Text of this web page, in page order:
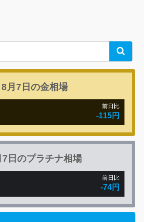
Search
8月7日の金相場
前日比
-115円
7日のプラチナ相場
前日比
-74円